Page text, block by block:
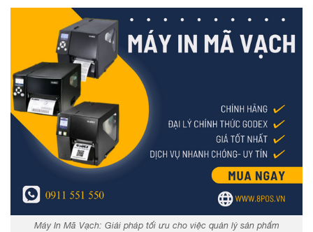
Máy In Mã Vạch: Giải pháp tối ưu cho việc quản lý sản phẩm